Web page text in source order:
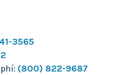
3565
(800) 822-9687